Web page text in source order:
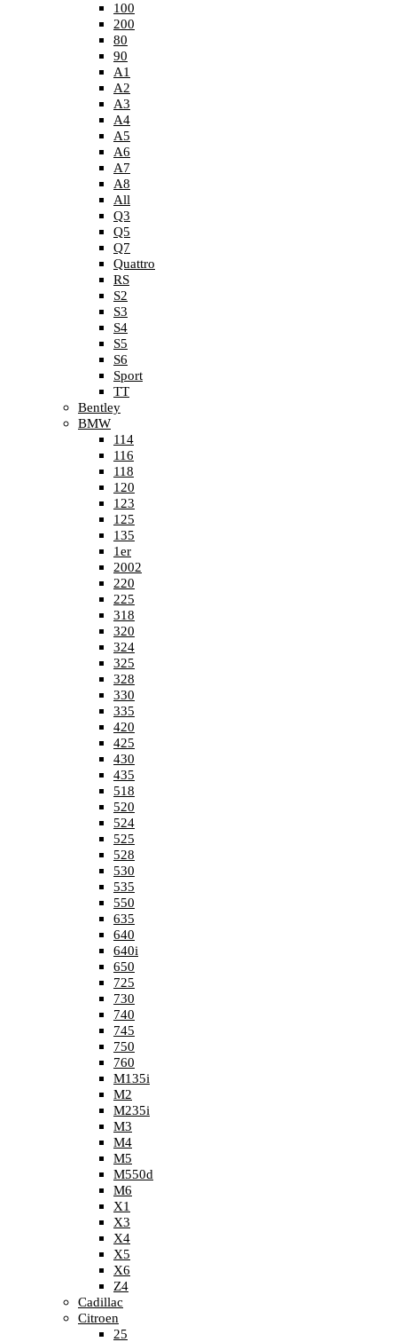
100
200
80
90
A1
A2
A3
A4
A5
A6
A7
A8
All
Q3
Q5
Q7
Quattro
RS
S2
S3
S4
S5
S6
Sport
TT
Bentley
BMW
114
116
118
120
123
125
135
1er
2002
220
225
318
320
324
325
328
330
335
420
425
430
435
518
520
524
525
528
530
535
550
635
640
640i
650
725
730
740
745
750
760
M135i
M2
M235i
M3
M4
M5
M550d
M6
X1
X3
X4
X5
X6
Z4
Cadillac
Citroen
25